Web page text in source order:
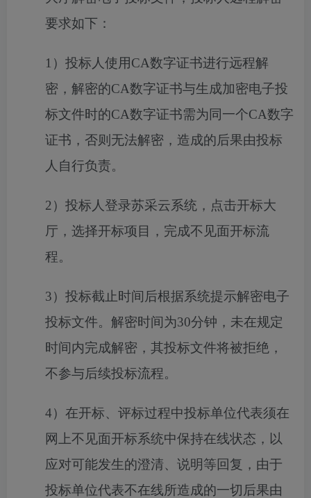
要求如下：
1）投标人使用CA数字证书进行远程解
密，解密的CA数字证书与生成加密电子投
标文件时的CA数字证书需为同一个CA数字
证书，否则无法解密，造成的后果由投标
人自行负责。
2）投标人登录苏采云系统，点击开标大
厅，选择开标项目，完成不见面开标流
程。
3）投标截止时间后根据系统提示解密电子
投标文件。解密时间为30分钟，未在规定
时间内完成解密，其投标文件将被拒绝，
不参与后续投标流程。
4）在开标、评标过程中投标单位代表须在
网上不见面开标系统中保持在线状态，以
应对可能发生的澄清、说明等回复，由于
投标单位代表不在线所造成的一切后果由